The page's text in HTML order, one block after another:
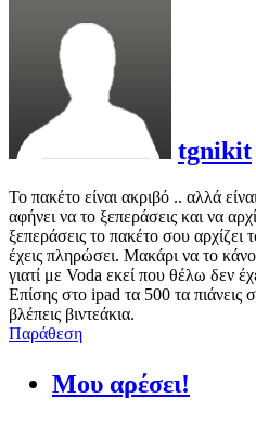
tgnikit
Το πακέτο είναι ακριβό .. αλλά
αφήνει να το ξεπεράσεις και να
ξεπεράσεις το πακέτο σου αρχίζει
έχεις πληρώσει. Μακάρι να το
γιατί με Voda εκεί που θέλω δεν
Επίσης στο ipad τα 500 τα πιάνεις
βλέπεις βιντεάκια.
Παράθεση
Μου αρέσει!